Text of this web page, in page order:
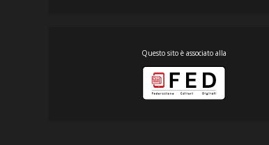
Questo sito è associato alla